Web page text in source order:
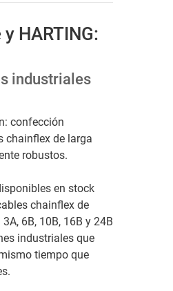
HARTING:
industriales
confección
chainflex de larga
robustos.
en stock
chainflex de
6B, 10B, 16B y 24B
industriales que
tiempo que